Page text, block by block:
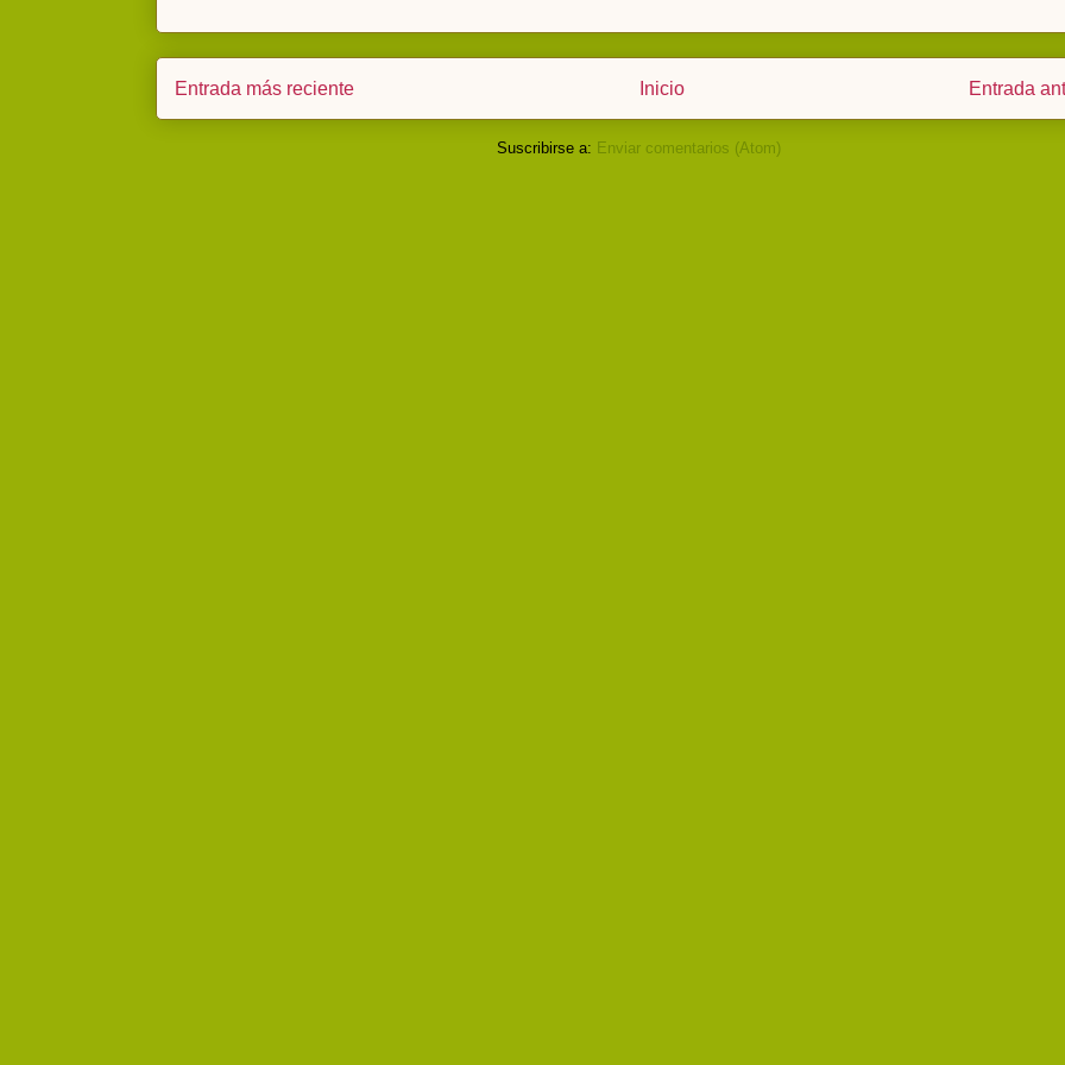
Entrada más reciente Entrada
Inicio
Suscribirse a: Enviar comentarios (Atom)